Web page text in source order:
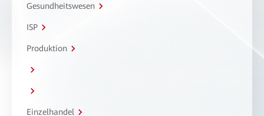
Gesundheitswesen
ISP
Produktion
Einzelhandel